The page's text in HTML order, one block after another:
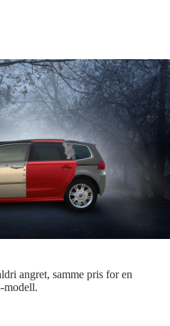
angret, samme pris for en
modell.